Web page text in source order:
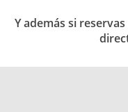
Y además si